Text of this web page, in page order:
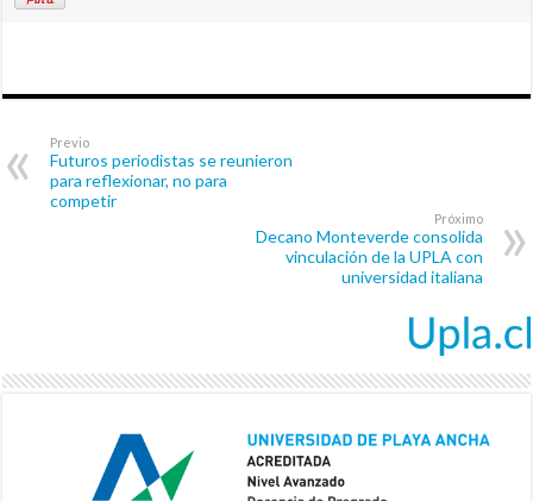
Previo
Futuros periodistas se reunieron
para reflexionar, no para
competir
Próximo
Decano Monteverde consolida
vinculación de la UPLA con
universidad italiana